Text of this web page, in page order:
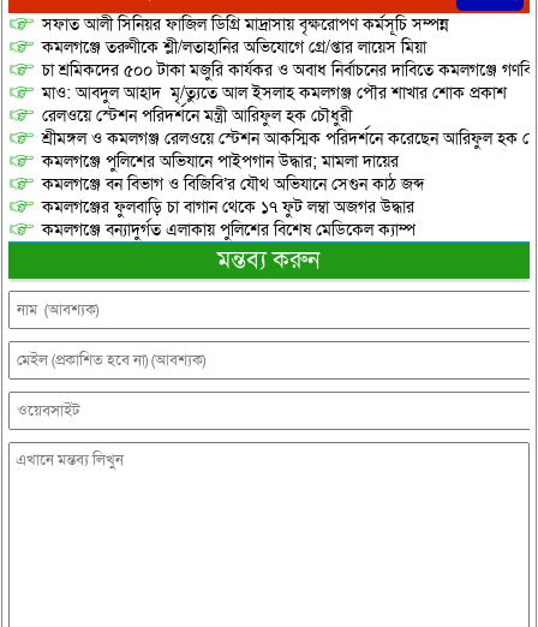
সফাত আলী সিনিয়র ফাজিল ডিগ্রি মাদ্রাসায় বৃক্ষরোপণ কর্মসূচি সম্পন্ন
কমলগঞ্জে তরুণীকে শ্লী/লতাহানির অভিযোগে গ্রে/প্তার লায়েস মিয়া
চা শ্রমিকদের ৫০০ টাকা মজুরি কার্যকর ও অবাধ নির্বাচনের দাবিতে কমলগঞ্জে
মাও: আবদুল আহাদ মৃ/ত্যুতে আল ইসলাহ কমলগঞ্জ পৌর শাখার শোক প্রকাশ
রেলওয়ে স্টেশন পরিদর্শনে মন্ত্রী আরিফুল হক চৌধুরী
শ্রীমঙ্গল ও কমলগঞ্জ রেলওয়ে স্টেশন আকস্মিক পরিদর্শনে করেছেন আরিফুল হক
কমলগঞ্জে পুলিশের অভিযানে পাইপগান উদ্ধার; মামলা দায়ের
কমলগঞ্জে বন বিভাগ ও বিজিবি’র যৌথ অভিযানে সেগুন কাঠ জব্দ
কমলগঞ্জের ফুলবাড়ি চা বাগান থেকে ১৭ ফুট লম্বা অজগর উদ্ধার
কমলগঞ্জে বন্যাদুর্গত এলাকায় পুলিশের বিশেষ মেডিকেল ক্যাম্প
মন্তব্য করুন